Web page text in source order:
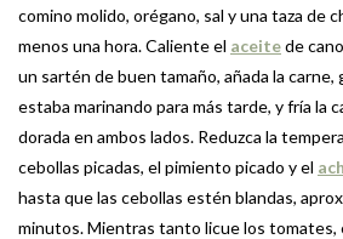
comino molido, orégano, sal y una taza de
menos una hora. Caliente el aceitede
un sartén de buen tamaño, añada la carne,
estaba marinando para más tarde, y fría la
dorada en ambos lados. Reduzca la
cebollas picadas, el pimiento picado y el
hasta que las cebollas estén blandas,
minutos. Mientras tanto licue los tomates,